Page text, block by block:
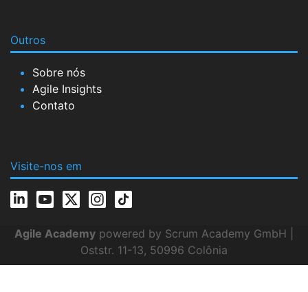
Outros
Sobre nós
Agile Insights
Contato
Visite-nos em
Agile Academy powered by Scrum Academy GmbH |
Oststr. 11-13, 50996 Colônia